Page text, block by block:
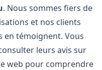
. Nous sommes fiers de
et nos clients
en témoignent. Vous
leurs avis sur
web pour comprendre